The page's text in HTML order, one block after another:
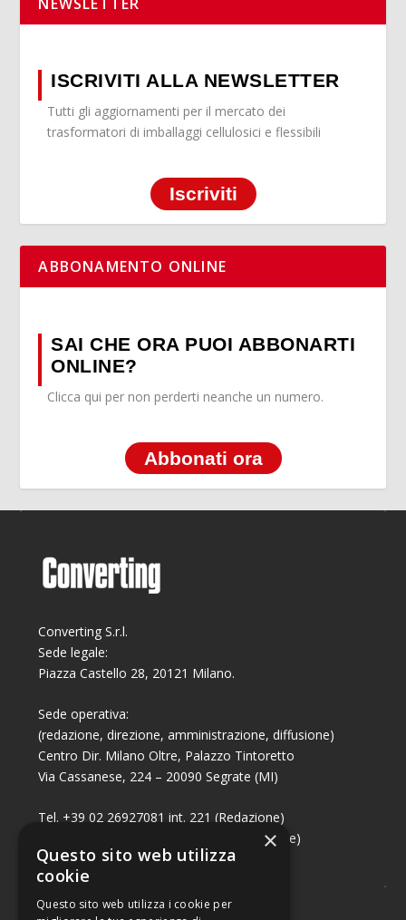
ISCRIVITI ALLA NEWSLETTER
Tutti gli aggiornamenti per il mercato dei
trasformatori di imballaggi cellulosici e flessibili
Iscriviti
ABBONAMENTO ONLINE
SAI CHE ORA PUOI ABBONARTI
ONLINE?
Clicca qui per non perderti neanche un numero.
Abbonati ora
Converting S.r.l.
Sede legale:
Piazza Castello 28, 20121 Milano.
Sede operativa:
(redazione, direzione, amministrazione, diffusione)
Centro Dir. Milano Oltre, Palazzo Tintoretto
Via Cassanese, 224 – 20090 Segrate (MI)
Tel. +39 02 26927081 int. 221 (Redazione)
Tel. +39 02 26927081 int. 224 (Commerciale)
Fax +39 02 26951006
×
Questo sito web utilizza
cookie
Questo sito web utilizza i cookie per